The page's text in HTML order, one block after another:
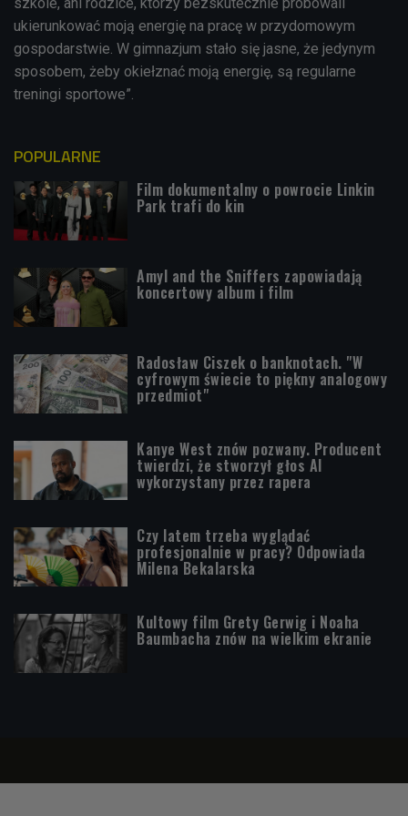
ukierunkować moją energię na pracę w przydomowym
gospodarstwie. W gimnazjum stało się jasne, że jedynym
sposobem, żeby okiełznać moją energię, są regularne
treningi sportowe”.
POPULARNE
Film dokumentalny o powrocie Linkin
Park trafi do kin
Amyl and the Sniffers zapowiadają
koncertowy album i film
Radosław Ciszek o banknotach. "W
cyfrowym świecie to piękny analogowy
przedmiot"
Kanye West znów pozwany. Producent
twierdzi, że stworzył głos AI
wykorzystany przez rapera
Czy latem trzeba wyglądać
profesjonalnie w pracy? Odpowiada
Milena Bekalarska
Kultowy film Grety Gerwig i Noaha
Baumbacha znów na wielkim ekranie